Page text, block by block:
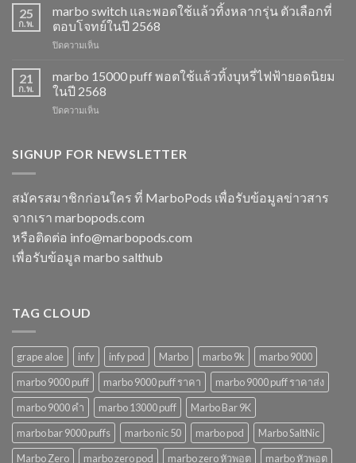
แล้ว
ทิ้ง
เลือก
นิยม
สำหรับ
13k
grape
aloe
รสชาติ
ที่
ไม่
พลาด
25
ก.พ.
marbo switch และพอตใช้แล้วทิ้งหลากรุ่น ตัวเลือกที่
ตอบโจทย์ในปี 2568
ปิดความเห็น
switch
พอต
ใช้
หลาก
เลือก
ตอบ
โจทย์
ในปี
2568
21
ก.พ.
marbo 15000 puff พอตใช้แล้วทิ้งบุหรี่ไฟฟ้ายอดนิยม
ในปี 2568
ปิดความเห็น
puff
แล้ว
ทิ้ง
บุหรี่
ยอด
นิยม
SIGNUP FOR NEWSLETTER
สมัครสมาชิกก่อนใคร ที่ MarboPods เพื่อรับข้อมูลข่าวสาร
จากเรา marbopods.com
หรือติดต่อ info@marbopods.com
เพื่อรับข้อมูล marbo salthub
TAG CLOUD
grape aloe infy infy pod Marbo marbo 9k
marbo 9000
marbo 9000 puff
marbo 9000 puff ราคา
marbo 9000 puff ราคาส่ง
marbo 9000 คํา
marbo 13000 puff
Marbo Bar 9K
marbo bar 9000 puffs
marbo nic 50 marbo pod
Marbo SaltNic
Marbo Zero
marbo zero pod marbo zero หัวพอต marbo หัวพอต